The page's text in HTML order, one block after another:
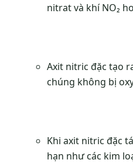
nitrat và khí NO₂
Axit nitric đặc tạo
chúng không bị
Khi axit nitric đặc
hạn như các kim